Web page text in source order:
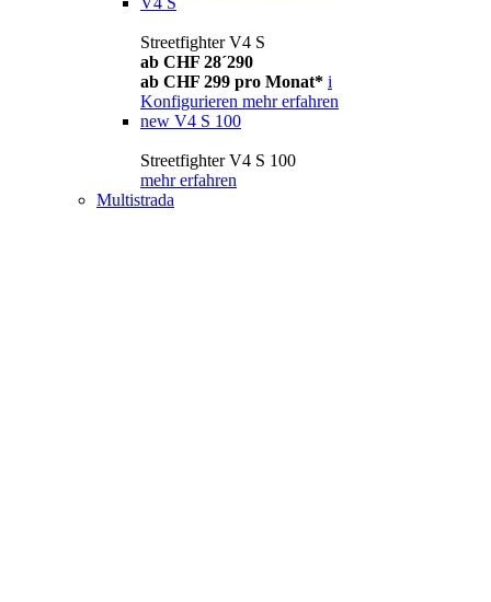
Streetfighter V4 S
ab CHF 28´290
ab CHF 299 pro Monat* i
Konfigurieren mehr erfahren
new V4 S 100
Streetfighter V4 S 100
mehr erfahren
Multistrada